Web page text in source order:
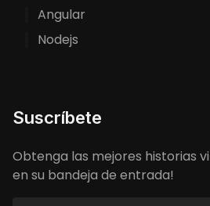
Angular
Nodejs
Suscríbete
Obtenga las mejores historias
en su bandeja de entrada!